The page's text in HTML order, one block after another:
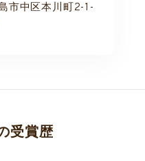
市中区本川町2-1-
受賞歴